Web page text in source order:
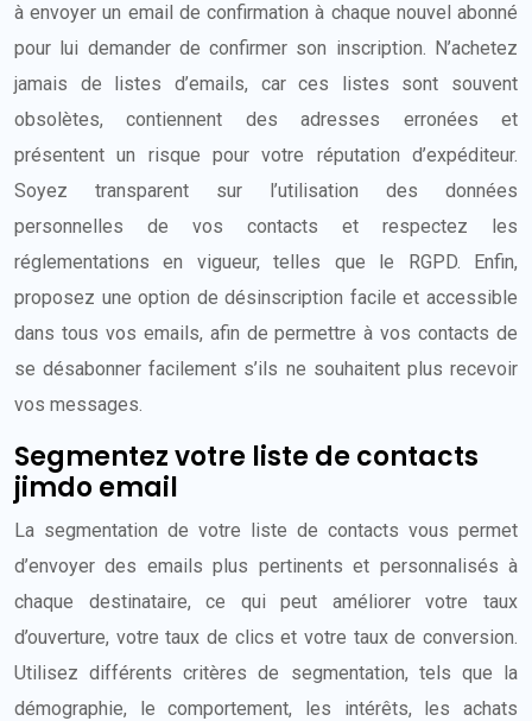
à envoyer un email de confirmation à chaque nouvel abonné
pour lui demander de confirmer son inscription. N’achetez
jamais de listes d’emails, car ces listes sont souvent
obsolètes, contiennent des adresses erronées et
présentent un risque pour votre réputation d’expéditeur.
Soyez transparent sur l’utilisation des données
personnelles de vos contacts et respectez les
réglementations en vigueur, telles que le RGPD. Enfin,
proposez une option de désinscription facile et accessible
dans tous vos emails, afin de permettre à vos contacts de
se désabonner facilement s’ils ne souhaitent plus recevoir
vos messages.
Segmentez votre liste de contacts
jimdo email
La segmentation de votre liste de contacts vous permet
d’envoyer des emails plus pertinents et personnalisés à
chaque destinataire, ce qui peut améliorer votre taux
d’ouverture, votre taux de clics et votre taux de conversion.
Utilisez différents critères de segmentation, tels que la
démographie, le comportement, les intérêts, les achats